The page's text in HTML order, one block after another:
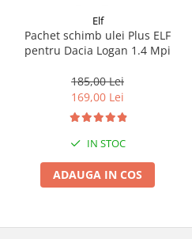
Elf
Pachet schimb ulei Plus ELF
pentru Dacia Logan 1.4 Mpi
185,00 Lei
169,00 Lei
IN STOC
ADAUGA IN COS